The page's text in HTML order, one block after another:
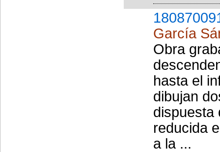
García
Obra
hasta el
dibujan
dispuesta
reducida
a la ...